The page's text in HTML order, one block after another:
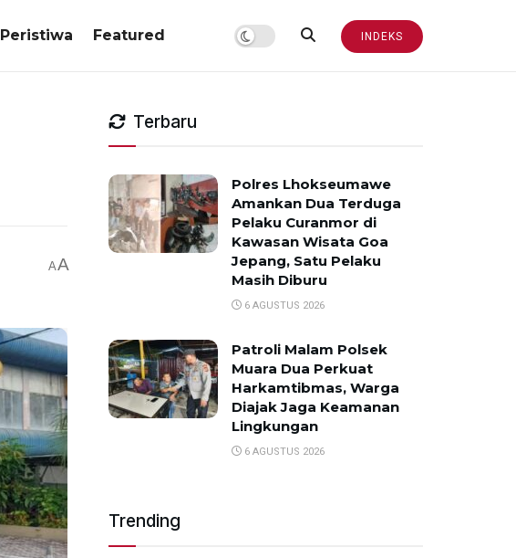
Peristiwa Featured INDEKS
AA
Terbaru
Polres Lhokseumawe
Amankan Dua Terduga
Pelaku Curanmor di
Kawasan Wisata Goa
Jepang, Satu Pelaku
Masih Diburu
6 AGUSTUS 2026
Patroli Malam Polsek
Muara Dua Perkuat
Harkamtibmas, Warga
Diajak Jaga Keamanan
Lingkungan
6 AGUSTUS 2026
Trending